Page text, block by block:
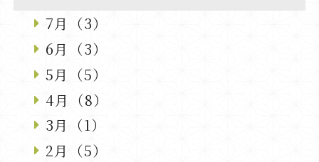
7月（3）
6月（3）
5月（5）
4月（8）
3月（1）
2月（5）